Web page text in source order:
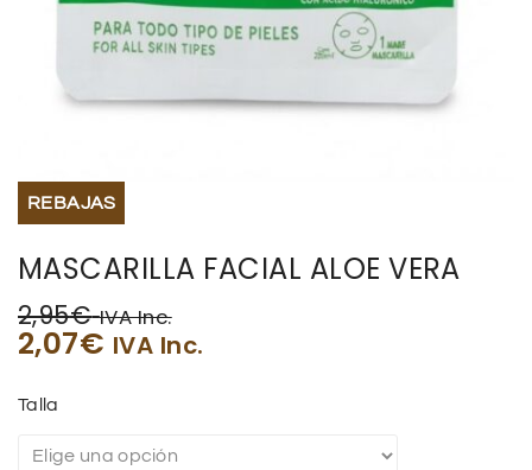
TECNOLOGIA
HOGAR
REBAJAS
MASCARILLA FACIAL ALOE VERA
2,95€ IVA Inc.
2,07€ IVA Inc.
Talla